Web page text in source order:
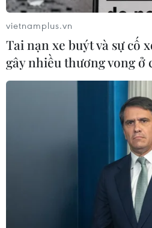
vietnamplus.vn
Tai nạn xe buýt và sự cố
gây nhiều thương vong ở